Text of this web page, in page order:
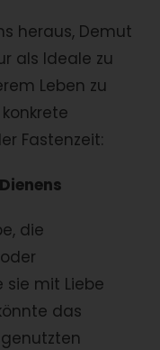
heraus, Demut
als Ideale zu
Leben zu
Fastenzeit:
die
mit Liebe
das